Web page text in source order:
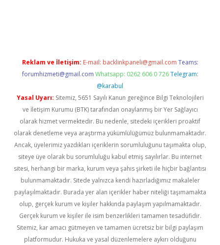
Reklam ve İletişim: E-mail: backlinkpaneli@gmail.com Teams:
forumhizmeti@gmail.com Whatsapp: 0262 606 0 726 Telegram:
@karabul
Yasal Uyarı: Sitemiz, 5651 Sayılı Kanun gereğince Bilgi Teknolojileri
ve İletişim Kurumu (BTK) tarafından onaylanmış bir Yer Sağlayıcı
olarak hizmet vermektedir. Bu nedenle, sitedeki içerikleri proaktif
olarak denetleme veya araştırma yükümlülüğümüz bulunmamaktadır.
Ancak, üyelerimiz yazdıkları içeriklerin sorumluluğunu taşımakta olup,
siteye üye olarak bu sorumluluğu kabul etmiş sayılırlar. Bu internet
sitesi, herhangi bir marka, kurum veya şahıs şirketi ile hiçbir bağlantısı
bulunmamaktadır. Sitede yalnızca kendi hazırladığımız makaleler
paylaşılmaktadır. Burada yer alan içerikler haber niteliği taşımamakta
olup, gerçek kurum ve kişiler hakkında paylaşım yapılmamaktadır.
Gerçek kurum ve kişiler ile isim benzerlikleri tamamen tesadüfidir.
Sitemiz, kar amacı gütmeyen ve tamamen ücretsiz bir bilgi paylaşım
platformudur. Hukuka ve yasal düzenlemelere aykırı olduğunu